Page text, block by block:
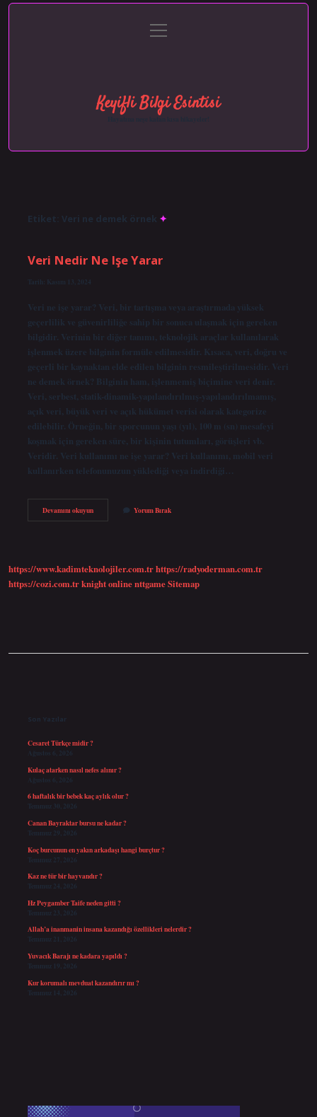
Gizlilik Politikası
menüyü
aç
Keyifli Bilgi Esintisi
Hayatına neşe katan kısa hikayeler!
Etiket: Veri ne demek örnek
Veri Nedir Ne Işe Yarar
Tarih: Kasım 13, 2024
Veri ne işe yarar? Veri, bir tartışma veya araştırmada yüksek
geçerlilik ve güvenirliliğe sahip bir sonuca ulaşmak için gereken
bilgidir. Verinin bir diğer tanımı, teknolojik araçlar kullanılarak
işlenmek üzere bilginin formüle edilmesidir. Kısaca, veri, doğru ve
geçerli bir kaynaktan elde edilen bilginin resmileştirilmesidir. Veri
ne demek örnek? Bilginin ham, işlenmemiş biçimine veri denir.
Veri, serbest, statik-dinamik-yapılandırılmış-yapılandırılmamış,
açık veri, büyük veri ve açık hükümet verisi olarak kategorize
edilebilir. Örneğin, bir sporcunun yaşı (yıl), 100 m (sn) mesafeyi
koşmak için gereken süre, bir kişinin tutumları, görüşleri vb.
Veridir. Veri kullanımı ne işe yarar? Veri kullanımı, mobil veri
kullanırken telefonunuzun yüklediği veya indirdiği…
Devamını okuyunVeri
Nedir
Yorum Bırak
https://www.kadimteknolojiler.com.trhttps://radyoderman.com.tr
https://cozi.com.trknight onlinenttgameSitemap
Son Yazılar
Cesaret Türkçe midir ?
Ağustos 6, 2026
Kulaç atarken nasıl nefes alınır ?
Ağustos 6, 2026
6 haftalık bir bebek kaç aylık olur ?
Temmuz 30, 2026
Canan Bayraktar bursu ne kadar ?
Temmuz 29, 2026
Koç burcunun en yakın arkadaşı hangi burçtur ?
Temmuz 27, 2026
Kaz ne tür bir hayvandır ?
Temmuz 24, 2026
Hz Peygamber Taife neden gitti ?
Temmuz 23, 2026
Allah’a inanmanin insana kazandığı özellikleri nelerdir ?
Temmuz 21, 2026
Yuvacık Barajı ne kadara yapıldı ?
Temmuz 19, 2026
Kur korumalı mevduat kazandırır mı ?
Temmuz 14, 2026